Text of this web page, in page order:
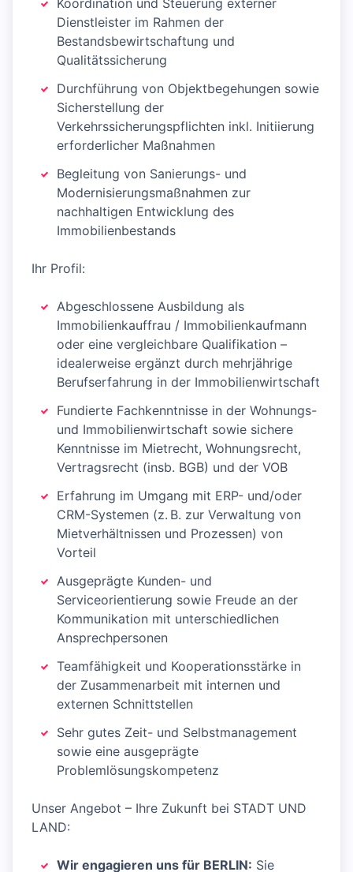
Koordination und Steuerung externer
Dienstleister im Rahmen der
Bestandsbewirtschaftung und
Qualitätssicherung
Durchführung von Objektbegehungen sowie
Sicherstellung der
Verkehrssicherungspflichten inkl. Initiierung
erforderlicher Maßnahmen
Begleitung von Sanierungs- und
Modernisierungsmaßnahmen zur
nachhaltigen Entwicklung des
Immobilienbestands
Ihr Profil:
Abgeschlossene Ausbildung als
Immobilienkauffrau / Immobilienkaufmann
oder eine vergleichbare Qualifikation –
idealerweise ergänzt durch mehrjährige
Berufserfahrung in der Immobilienwirtschaft
Fundierte Fachkenntnisse in der Wohnungs-
und Immobilienwirtschaft sowie sichere
Kenntnisse im Mietrecht, Wohnungsrecht,
Vertragsrecht (insb. BGB) und der VOB
Erfahrung im Umgang mit ERP- und/oder
CRM-Systemen (z. B. zur Verwaltung von
Mietverhältnissen und Prozessen) von
Vorteil
Ausgeprägte Kunden- und
Serviceorientierung sowie Freude an der
Kommunikation mit unterschiedlichen
Ansprechpersonen
Teamfähigkeit und Kooperationsstärke in
der Zusammenarbeit mit internen und
externen Schnittstellen
Sehr gutes Zeit- und Selbstmanagement
sowie eine ausgeprägte
Problemlösungskompetenz
Unser Angebot – Ihre Zukunft bei STADT UND
LAND:
Wir engagieren uns für BERLIN: Sie